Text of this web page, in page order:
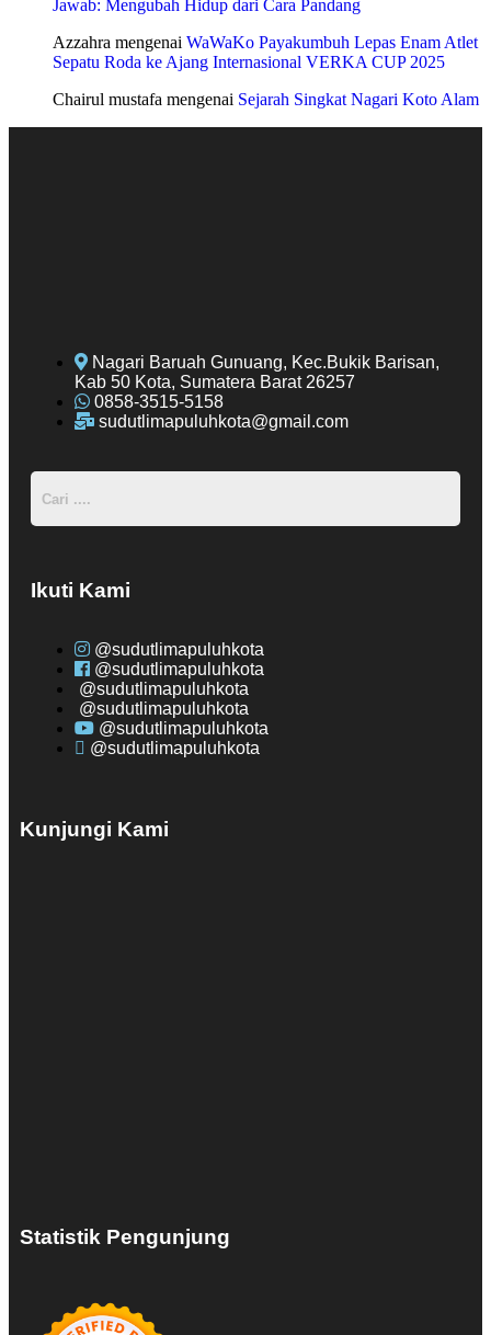
Jawab: Mengubah Hidup dari Cara Pandang
Azzahra mengenai WaWaKo Payakumbuh Lepas Enam Atlet
Sepatu Roda ke Ajang Internasional VERKA CUP 2025
Chairul mustafa mengenai Sejarah Singkat Nagari Koto Alam
Nagari Baruah Gunuang, Kec.Bukik Barisan,
Kab 50 Kota, Sumatera Barat 26257
0858-3515-5158
sudutlimapuluhkota@gmail.com
Ikuti Kami
@sudutlimapuluhkota
@sudutlimapuluhkota
@sudutlimapuluhkota
@sudutlimapuluhkota
@sudutlimapuluhkota
@sudutlimapuluhkota
Kunjungi Kami
Statistik Pengunjung